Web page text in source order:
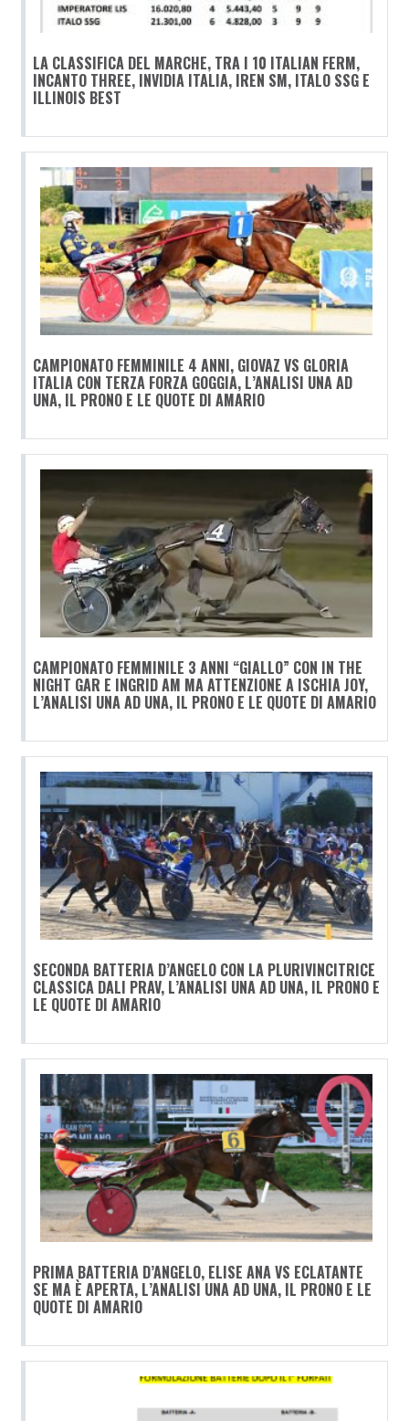
LA CLASSIFICA DEL MARCHE, TRA I 10 ITALIAN FERM,
INCANTO THREE, INVIDIA ITALIA, IREN SM, ITALO SSG E
ILLINOIS BEST
CAMPIONATO FEMMINILE 4 ANNI, GIOVAZ VS GLORIA
ITALIA CON TERZA FORZA GOGGIA, L’ANALISI UNA AD
UNA, IL PRONO E LE QUOTE DI AMARIO
CAMPIONATO FEMMINILE 3 ANNI “GIALLO” CON IN THE
NIGHT GAR E INGRID AM MA ATTENZIONE A ISCHIA JOY,
L’ANALISI UNA AD UNA, IL PRONO E LE QUOTE DI AMARIO
SECONDA BATTERIA D’ANGELO CON LA PLURIVINCITRICE
CLASSICA DALI PRAV, L’ANALISI UNA AD UNA, IL PRONO E
LE QUOTE DI AMARIO
PRIMA BATTERIA D’ANGELO, ELISE ANA VS ECLATANTE
SE MA È APERTA, L’ANALISI UNA AD UNA, IL PRONO E LE
QUOTE DI AMARIO